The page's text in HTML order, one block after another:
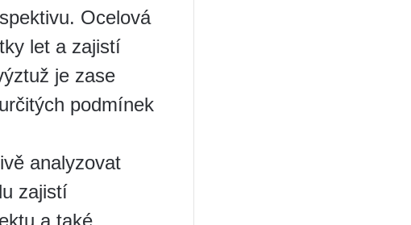
Ocelová
let a zajistí
je zase
podmínek
analyzovat
zajistí
a také